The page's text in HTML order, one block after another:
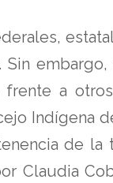
Sin
a
Indígena
de la
Claudia